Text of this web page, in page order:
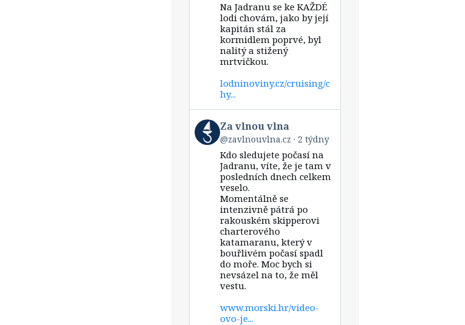
Na Jadranu se ke KAŽDÉ
lodi chovám, jako by její
kapitán stál za
kormidlem poprvé, byl
nalitý a stižený
mrtvičkou.
lodninoviny.cz/cruising/c
hy...
View
post
by
Bluesky
Za vlnou vlna
@zavlnouvlna.cz 2 týdny
Kdo sledujete počasí na
Jadranu, víte, že je tam v
posledních dnech celkem
veselo.
Momentálně se
intenzivně pátrá po
rakouském skipperovi
charterového
katamaranu, který v
bouřlivém počasí spadl
do moře. Moc bych si
nevsázel na to, že měl
vestu.
www.morski.hr/video-
ovo-je...